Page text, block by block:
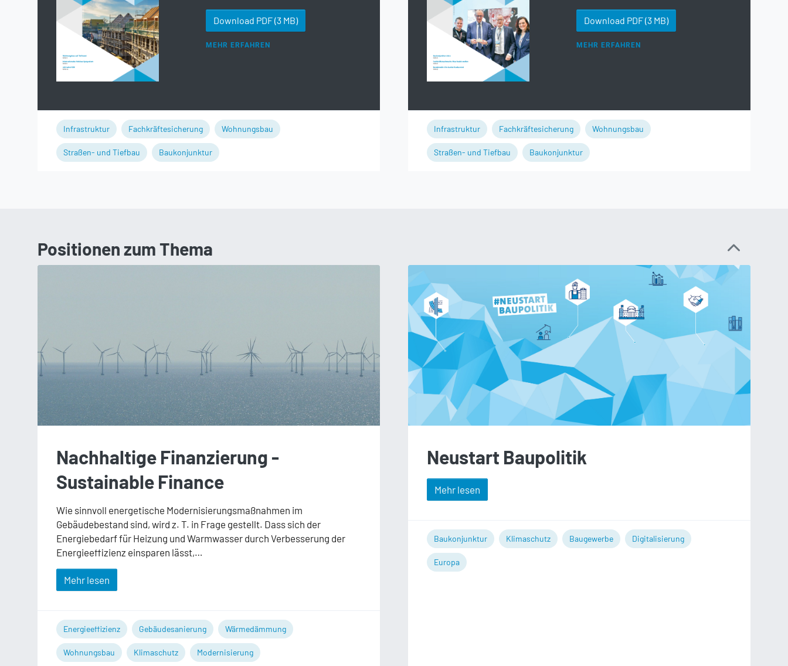
Download PDF(3 MB)
MEHR ERFAHREN
Infrastruktur Fachkräftesicherung Wohnungsbau
Straßen- und Tiefbau Baukonjunktur
Download PDF(3 MB)
MEHR ERFAHREN
Infrastruktur Fachkräftesicherung Wohnungsbau
Straßen- und Tiefbau Baukonjunktur
Positionen zum Thema
Nachhaltige Finanzierung -
Sustainable Finance
Wie sinnvoll energetische Modernisierungsmaßnahmen im
Gebäudebestand sind, wird z. T. in Frage gestellt. Dass sich der
Energiebedarf für Heizung und Warmwasser durch Verbesserung der
Energieeffizienz einsparen lässt,…
Mehr lesen
Energieeffizienz Gebäudesanierung Wärmedämmung
Wohnungsbau Klimaschutz Modernisierung
Neustart Baupolitik
Mehr lesen
Baukonjunktur Klimaschutz Baugewerbe Digitalisierung
Europa